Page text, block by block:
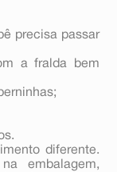
precisa passar
a fralda bem
diferente.
embalagem,